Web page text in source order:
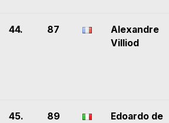
44. 87
Alexandre
Villiod
45. 89
Edoardo de